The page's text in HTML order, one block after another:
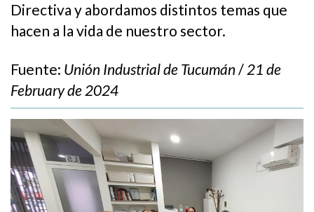
Directiva y abordamos distintos temas que
hacen a la vida de nuestro sector.
Fuente: Unión Industrial de Tucumán / 21 de
February de 2024